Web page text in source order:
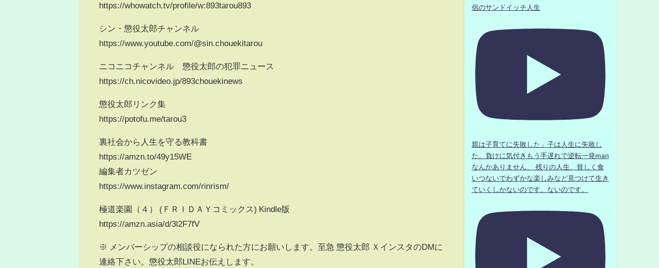
https://whowatch.tv/profile/w:893tarou893
シン・懲役太郎チャンネル
https://www.youtube.com/@sin.chouekitarou
ニコニコチャンネル 懲役太郎の犯罪ニュース
https://ch.nicovideo.jp/893chouekinews
懲役太郎リンク集
https://potofu.me/tarou3
裏社会から人生を守る教科書
https://amzn.to/49y15WE
編集者カツゼン
https://www.instagram.com/rinrism/
極道楽園（４） (ＦＲＩＤＡＹコミックス) Kindle版
https://amzn.asia/d/3l2F7fV
※ メンバーシップの相談役になられた方にお願いします。至急 懲役太郎 ＸインスタのDMに
連絡下さい。懲役太郎LINEお伝えします。
侶のサンドイッチ人生
親は子育てに失敗した」子は人生に失敗し
た。負けに気付きもう手遅れで逆転一発man
なんかありません、 残りの人生、貧しく食
いつないでわずかな楽しみなど見つけて生き
ていくしかないのです。ないのです。